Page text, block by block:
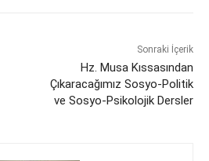
Sonraki İçerik
Hz. Musa Kıssasından
Çıkaracağımız Sosyo-Politik
ve Sosyo-Psikolojik Dersler